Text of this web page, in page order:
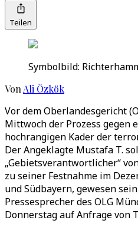
Teilen
Symbolbild:
Von Ali Özkök
Vor dem Oberlandesgericht
Mittwoch der Prozess gegen
hochrangigen Kader der
Der Angeklagte Mustafa T.
„Gebietsverantwortlicher“
zu seiner Festnahme im
und Südbayern, gewesen
Pressesprecher des OLG
Donnerstag auf Anfrage von